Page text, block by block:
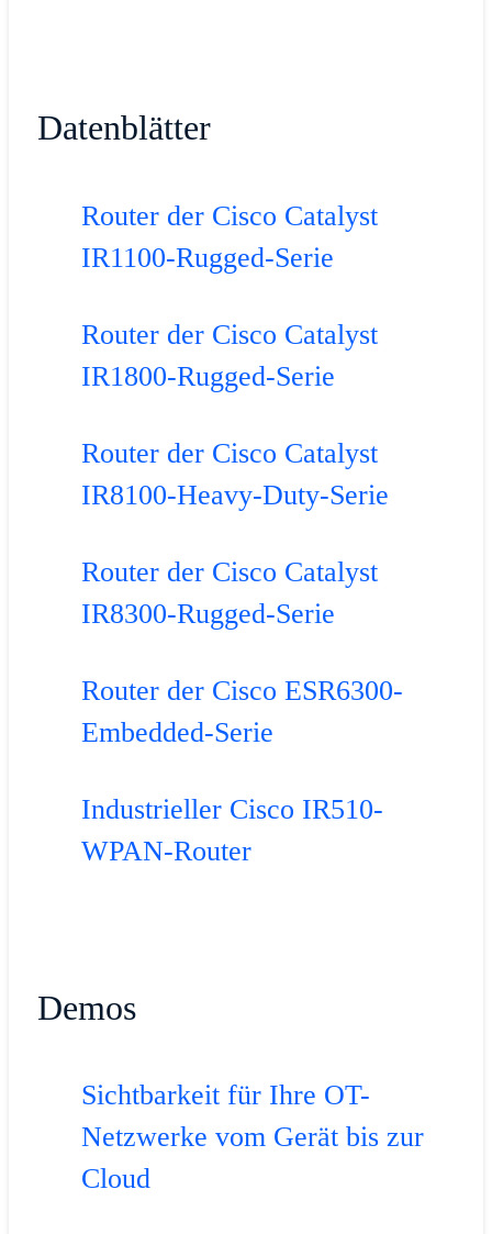
Datenblätter
Router der Cisco Catalyst
IR1100-Rugged-Serie
Router der Cisco Catalyst
IR1800-Rugged-Serie
Router der Cisco Catalyst
IR8100-Heavy-Duty-Serie
Router der Cisco Catalyst
IR8300-Rugged-Serie
Router der Cisco ESR6300-
Embedded-Serie
Industrieller Cisco IR510-
WPAN-Router
Demos
Sichtbarkeit für Ihre OT-
Netzwerke vom Gerät bis zur
Cloud